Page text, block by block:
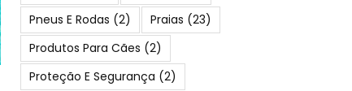
Pneus E Rodas (2) Praias (23)
Produtos Para Cães (2)
Proteção E Segurança (2)